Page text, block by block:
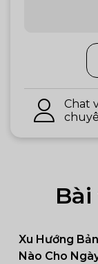
Chat
Xu Hướng
Nào Cho